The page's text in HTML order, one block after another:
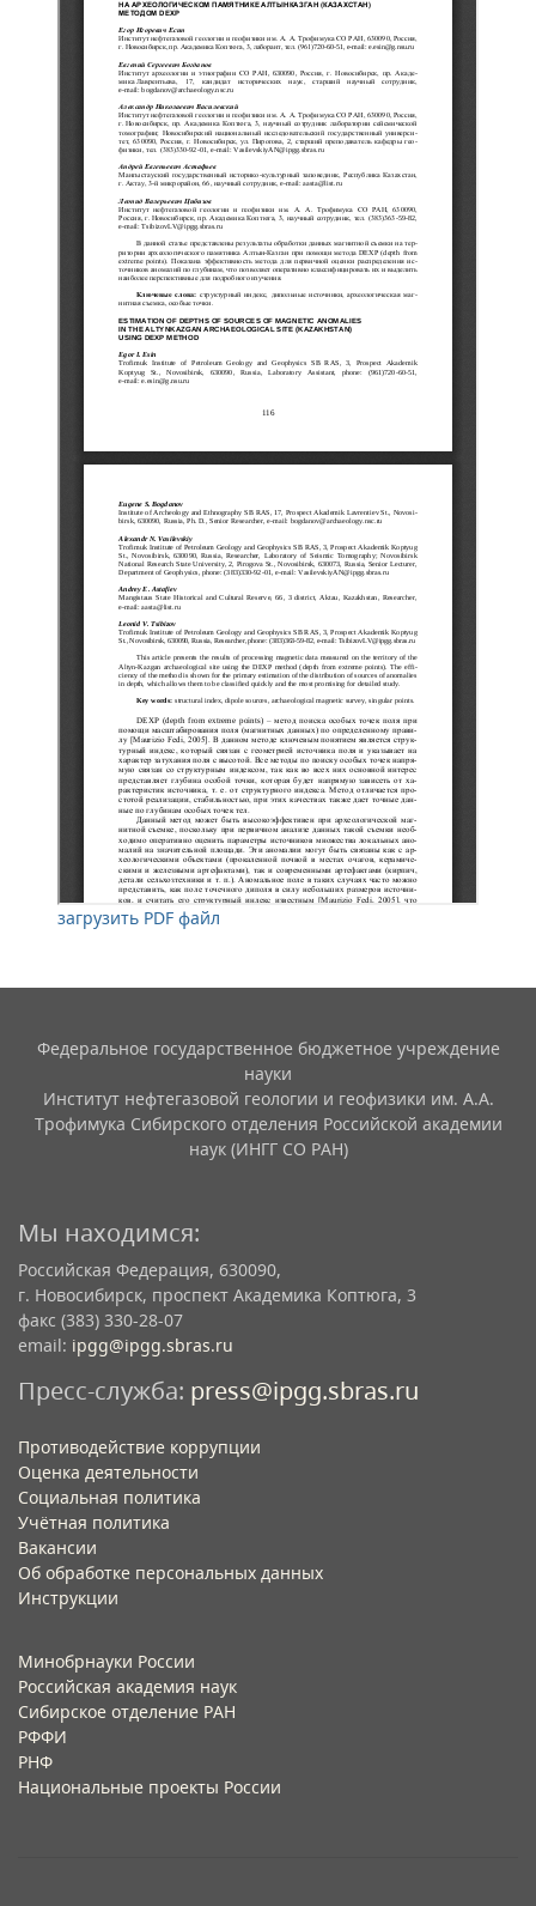
загрузить PDF файл
Федеральное государственное бюджетное учреждение
науки
Институт нефтегазовой геологии и геофизики им. А.А.
Трофимука Сибирского отделения Российской академии
наук (ИНГГ СО РАН)
Мы находимся:
Российская Федерация, 630090,
г. Новосибирск, проспект Академика Коптюга, 3
факс (383) 330-28-07
email: ipgg@ipgg.sbras.ru
Пресс-служба: press@ipgg.sbras.ru
Противодействие коррупции
Оценка деятельности
Социальная политика
Учётная политика​
Вакансии​
Об обработке персональных данных​
Инструкции​
Минобрнауки России
Российская академия наук
Сибирское отделение РАН
РФФИ
РНФ
Национальные проекты России